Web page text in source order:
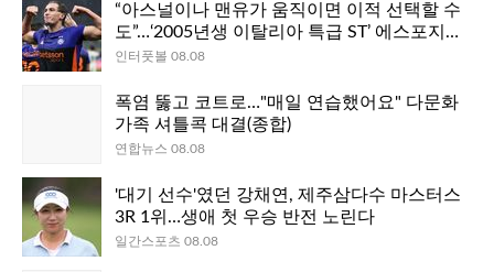
“아스널이나 맨유가 움직이면 이적 선택할 수
도”…‘2005년생 이탈리아 특급 ST’ 에스포지
토, 캐릭 감독 책상에 스카우팅 보고서까지 올
인터풋볼 08.08
폭염 뚫고 코트로…"매일 연습했어요" 다문화
가족 셔틀콕 대결(종합)
연합뉴스 08.08
'대기 선수'였던 강채연, 제주삼다수 마스터스
3R 1위…생애 첫 우승 반전 노린다
일간스포츠 08.08